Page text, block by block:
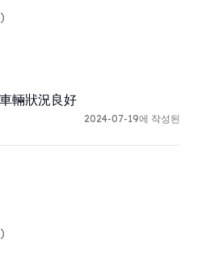
輛狀況良好
2024-07-19에 작성된